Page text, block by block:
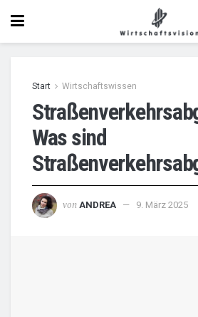
Start Wirtschaftswissen
Was sind
von ANDREA 9. März 2025